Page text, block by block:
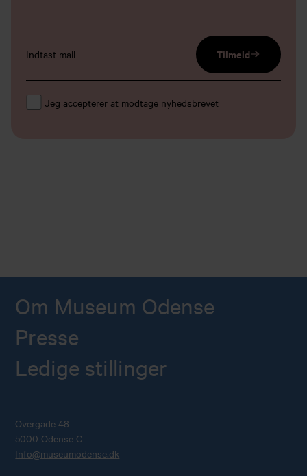
email input Tilmeld
Jeg accepterer at modtage nyhedsbrevet
Om Museum Odense
Presse
Ledige stillinger
Overgade 48
5000 Odense C
Info@museumodense.dk